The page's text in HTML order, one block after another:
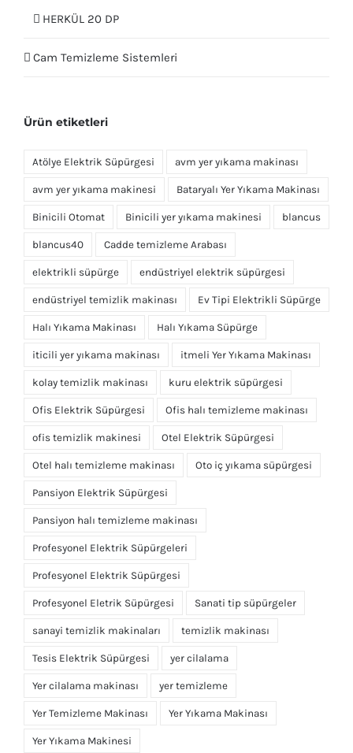
HERKÜL 20 DP
Cam Temizleme Sistemleri
Ürün etiketleri
Atölye Elektrik Süpürgesi avm yer yıkama makinası
avm yer yıkama makinesi Bataryalı Yer Yıkama Makinası
Binicili Otomat Binicili yer yıkama makinesi blancus
blancus40 Cadde temizleme Arabası
elektrikli süpürge endüstriyel elektrik süpürgesi
endüstriyel temizlik makinası Ev Tipi Elektrikli Süpürge
Halı Yıkama Makinası Halı Yıkama Süpürge
iticili yer yıkama makinası itmeli Yer Yıkama Makinası
kolay temizlik makinası kuru elektrik süpürgesi
Ofis Elektrik Süpürgesi Ofis halı temizleme makinası
ofis temizlik makinesi Otel Elektrik Süpürgesi
Otel halı temizleme makinası Oto iç yıkama süpürgesi
Pansiyon Elektrik Süpürgesi
Pansiyon halı temizleme makinası
Profesyonel Elektrik Süpürgeleri
Profesyonel Elektrik Süpürgesi
Profesyonel Eletrik Süpürgesi Sanati tip süpürgeler
sanayi temizlik makinaları temizlik makinası
Tesis Elektrik Süpürgesi yer cilalama
Yer cilalama makinası yer temizleme
Yer Temizleme Makinası Yer Yıkama Makinası
Yer Yıkama Makinesi